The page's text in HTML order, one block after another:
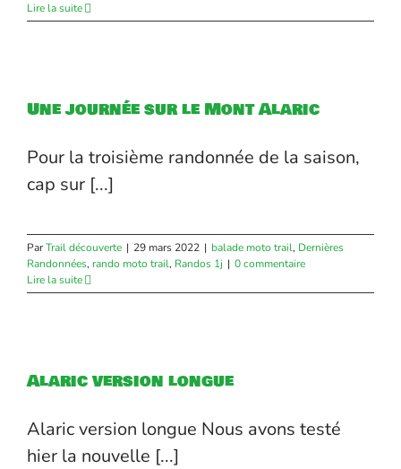
Lire la suite
Une journée sur le Mont Alaric
Pour la troisième randonnée de la saison,
cap sur [...]
ParTrail découverte | 29 mars 2022 | balade moto trail, Dernières
Randonnées, rando moto trail, Randos 1j | 0 commentaire
Lire la suite
Alaric version longue
Alaric version longue Nous avons testé
hier la nouvelle [...]